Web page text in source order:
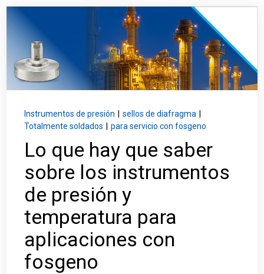
Inicio de sesión
Carreras profesionales
Póngase en contacto con
Solicitar presupuesto
Instrumentos de presión sellos de diafragma
Totalmente soldados
para servicio con fosgeno
Lo que hay que saber
sobre los instrumentos
de presión y
temperatura para
aplicaciones con
fosgeno